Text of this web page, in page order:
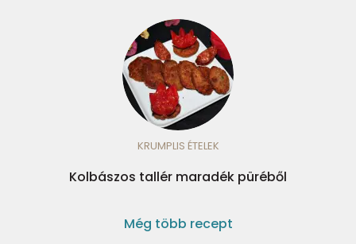
KRUMPLIS ÉTELEK
Kolbászos tallér maradék püréből
Még több recept